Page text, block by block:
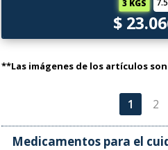
3 KGS
$
**Las imágenes de los artículos
1 2
Medicamentos para el